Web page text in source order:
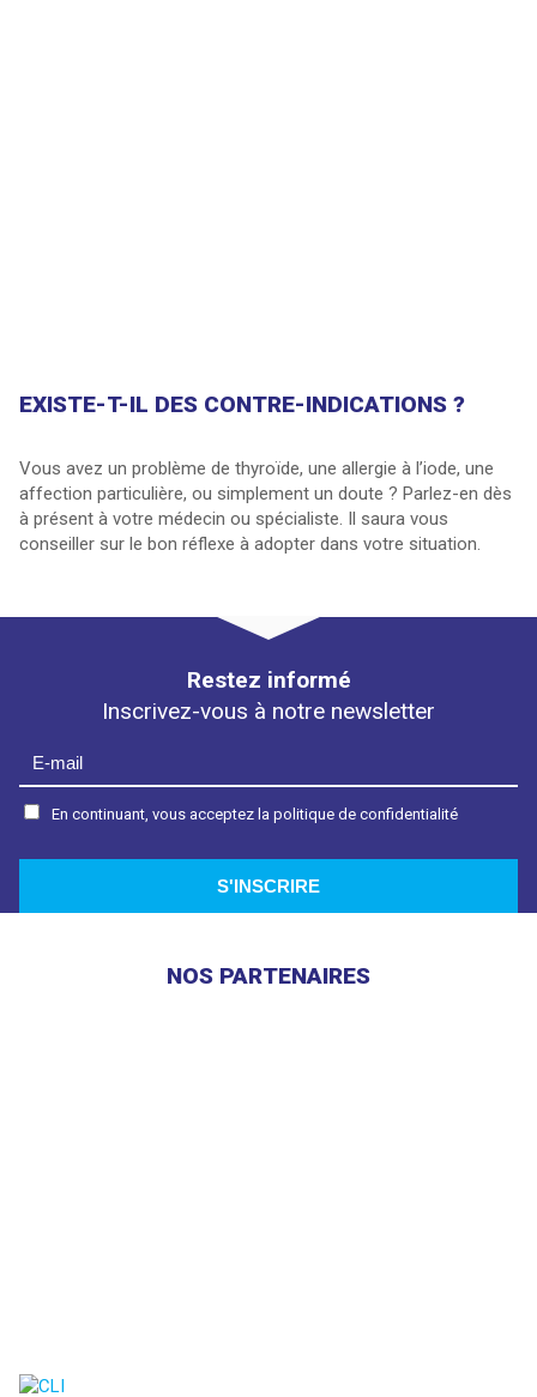
EXISTE-T-IL DES CONTRE-INDICATIONS ?
Vous avez un problème de thyroïde, une allergie à l’iode, une
affection particulière, ou simplement un doute ? Parlez-en dès
à présent à votre médecin ou spécialiste. Il saura vous
conseiller sur le bon réflexe à adopter dans votre situation.
Restez informé
Inscrivez-vous à notre newsletter
En continuant, vous acceptez la politique de confidentialité
NOS PARTENAIRES